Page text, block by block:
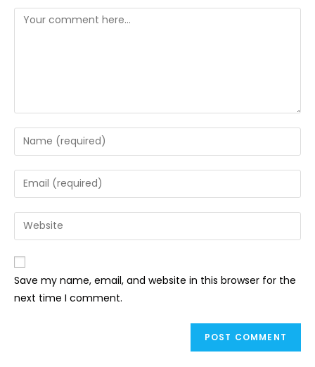
Save my name, email, and website in this browser for the
next time I comment.